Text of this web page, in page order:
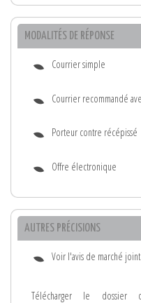
MODALITÉS DE RÉPONSE
Courrier simple
Courrier recommandé
Porteur contre récépissé
Offre électronique
AUTRES PRÉCISIONS
Voir l'avis de marché joint.
Télécharger le dossier